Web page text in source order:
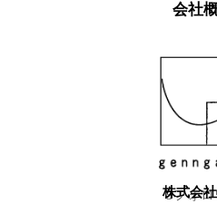
会社
株式会
5フォロ